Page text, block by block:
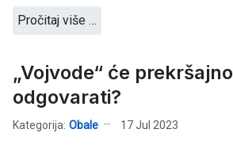
Pročitaj više …
„Vojvode“ će prekršajno
odgovarati?
Kategorija: Obale 17 Jul 2023